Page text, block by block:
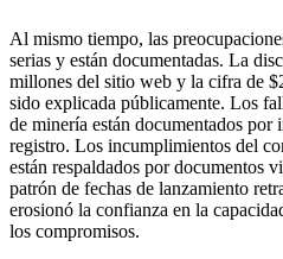
Al mismo tiempo, las
serias y están documentadas. La
millones del sitio web y la cifra de
sido explicada públicamente. Los
de minería están documentados por
registro. Los incumplimientos del
están respaldados por documentos
patrón de fechas de lanzamiento
erosionó la confianza en la
los compromisos.